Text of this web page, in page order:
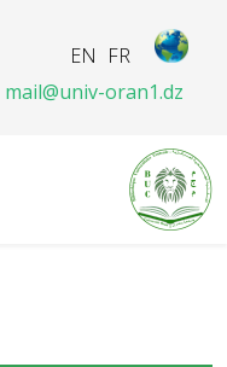
FR
EN
mail@univ-oran1.dz